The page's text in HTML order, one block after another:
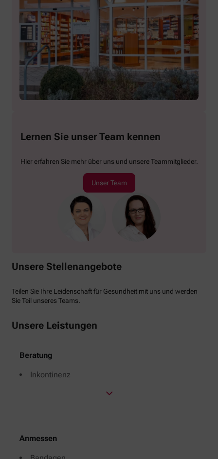
Lernen Sie unser Team kennen
Hier erfahren Sie mehr über uns und unsere Teammitglieder.
Unser Team
Unsere Stellenangebote
Teilen Sie Ihre Leidenschaft für Gesundheit mit uns und werden
Sie Teil unseres Teams.
Unsere Leistungen
Beratung
Inkontinenz
Anmessen